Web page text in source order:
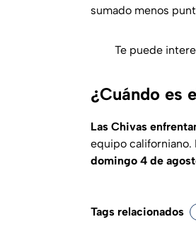
sumado menos
Te puede
¿Cuándo es
Las Chivas
equipo californiano.
domingo 4 de
Tags relacionados